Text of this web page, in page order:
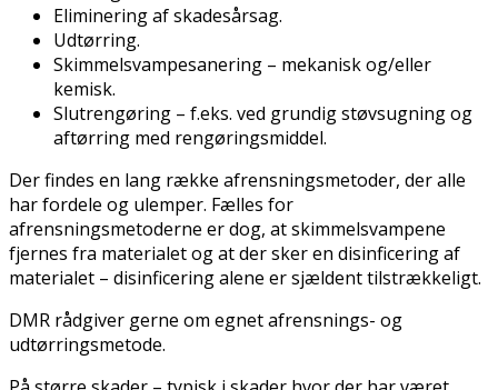
Eliminering af skadesårsag.
Udtørring.
Skimmelsvampesanering – mekanisk og/eller
kemisk.
Slutrengøring – f.eks. ved grundig støvsugning og
aftørring med rengøringsmiddel.
Der findes en lang række afrensningsmetoder, der alle
har fordele og ulemper. Fælles for
afrensningsmetoderne er dog, at skimmelsvampene
fjernes fra materialet og at der sker en disinficering af
materialet – disinficering alene er sjældent tilstrækkeligt.
DMR rådgiver gerne om egnet afrensnings- og
udtørringsmetode.